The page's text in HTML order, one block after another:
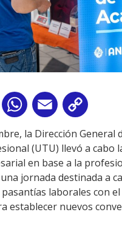
X WhatsApp
Email
Link
la Dirección General
(UTU) llevó a cabo
en base a la
jornada destinada a
laborales con
establecer nuevos